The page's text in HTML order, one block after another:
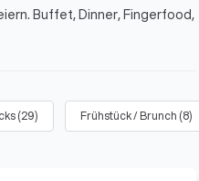
Buffet, Dinner, Fingerfood,
(29) Frühstück / Brunch (8)